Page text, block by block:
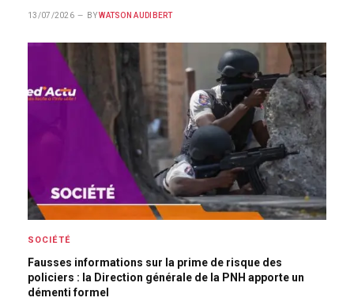
13/07/2026 BY WATSON AUDIBERT
SOCIÉTÉ
Fausses informations sur la prime de risque des
policiers : la Direction générale de la PNH apporte un
démenti formel